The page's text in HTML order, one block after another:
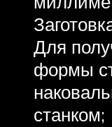
Для
формы
станком;